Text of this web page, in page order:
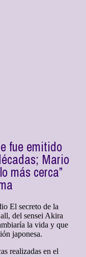
fue emitido
Mario
más cerca”
El secreto de la
del sensei Akira
la vida y que
japonesa.
realizadas en el